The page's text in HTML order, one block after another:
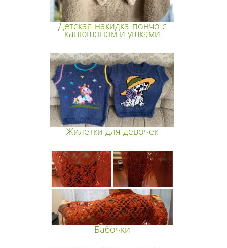
Детская накидка-пончо с
капюшоном и ушками
Жилетки для девочек
Бабочки